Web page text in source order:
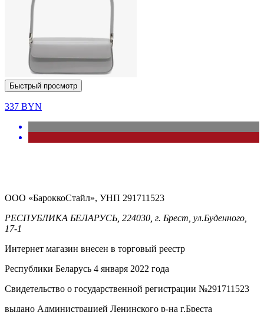
Быстрый просмотр
337 BYN
ООО «БароккоСтайл», УНП 291711523
РЕСПУБЛИКА БЕЛАРУСЬ, 224030, г. Брест, ул.Буденного,
17-1
Интернет магазин внесен в торговый реестр
Республики Беларусь 4 января 2022 года
Свидетельство о государственной регистрации №291711523
выдано Администрацией Ленинского р-на г.Бреста